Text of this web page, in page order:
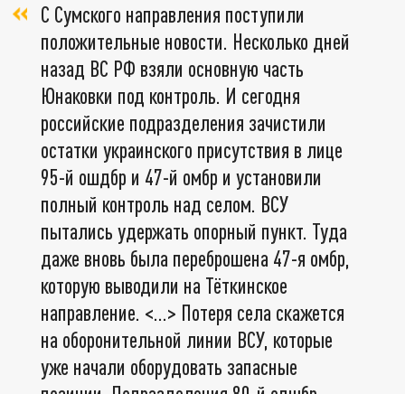
С Сумского направления поступили
положительные новости. Несколько дней
назад ВС РФ взяли основную часть
Юнаковки под контроль. И сегодня
российские подразделения зачистили
остатки украинского присутствия в лице
95-й ошдбр и 47-й омбр и установили
полный контроль над селом. ВСУ
пытались удержать опорный пункт. Туда
даже вновь была переброшена 47-я омбр,
которую выводили на Тёткинское
направление. <…> Потеря села скажется
на оборонительной линии ВСУ, которые
уже начали оборудовать запасные